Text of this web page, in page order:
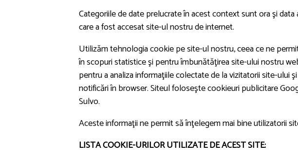
Categoriile de date prelucrate în acest context sunt ora şi
care a fost accesat site-ul nostru de internet.
Utilizăm tehnologia cookie pe site-ul nostru, ceea ce ne
în scopuri statistice şi pentru îmbunătăţirea site-ului nostru
pentru a analiza informaţiile colectate de la vizitatorii site-ului
notificări în browser. Siteul foloseşte cookieuri publicitare
Sulvo.
Aceste informaţii ne permit să înţelegem mai bine utilizatorii
LISTA COOKIE-URILOR UTILIZATE DE ACEST SITE: